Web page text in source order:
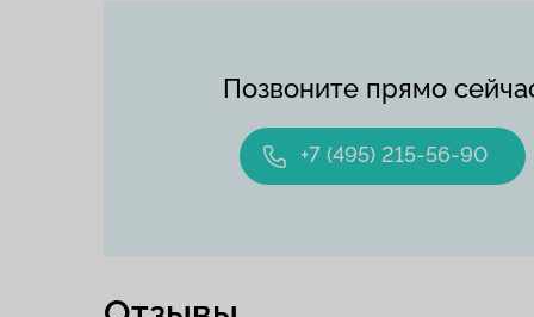
Позвоните прямо
+7 (495) 215-56-90